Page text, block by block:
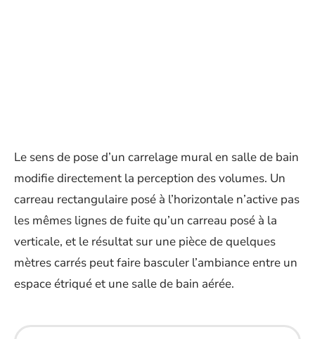
Le sens de pose d’un carrelage mural en salle de bain
modifie directement la perception des volumes. Un
carreau rectangulaire posé à l’horizontale n’active pas
les mêmes lignes de fuite qu’un carreau posé à la
verticale, et le résultat sur une pièce de quelques
mètres carrés peut faire basculer l’ambiance entre un
espace étriqué et une salle de bain aérée.